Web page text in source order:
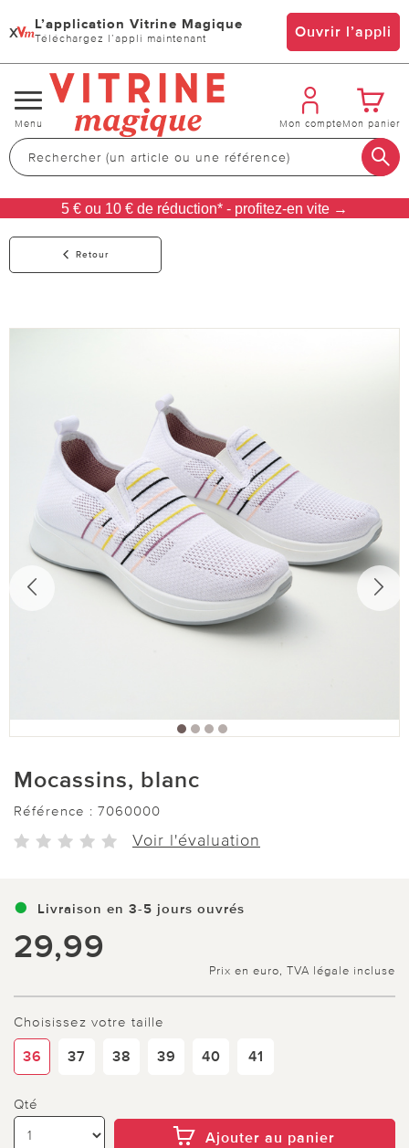
x L’application Vitrine Magique
Téléchargez l’appli maintenant Ouvrir l’appli
Changer
de
navigation
Menu Mon compteMon panier
5 € ou 10 € de réduction* - profitez-en vite →
Retour
Mocassins, blanc
Référence : 7060000
Voir l'évaluation
Livraison en 3-5 jours ouvrés
29,99
Prix en euro, TVA légale incluse
Choisissez votre taille
36 37 38 39 40 41
Qté
Ajouter au panier